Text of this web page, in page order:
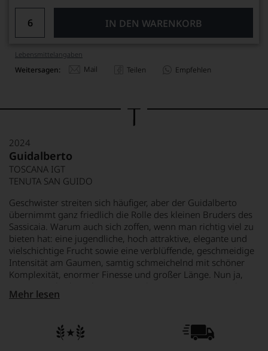
IN DEN WARENKORB
Lebensmittel­angaben
Weitersagen: Mail Teilen Empfehlen
2024
Guidalberto
TOSCANA IGT
TENUTA SAN GUIDO
Geschwister streiten sich häufiger, aber der Guidalberto
übernimmt ganz friedlich die Rolle des kleinen Bruders des
Sassicaia. Warum auch sich zoffen, wenn man richtig viel zu
bieten hat: eine jugendliche, hoch attraktive, elegante und
vielschichtige Frucht sowie eine verblüffende, geschmeidige
Intensität am Gaumen, samtig schmeichelnd mit schöner
Komplexität, enormer Finesse und großer Länge. Nun ja,
Weine geschlagen hat, der kann auch mit einem gesunden
Mehr lesen